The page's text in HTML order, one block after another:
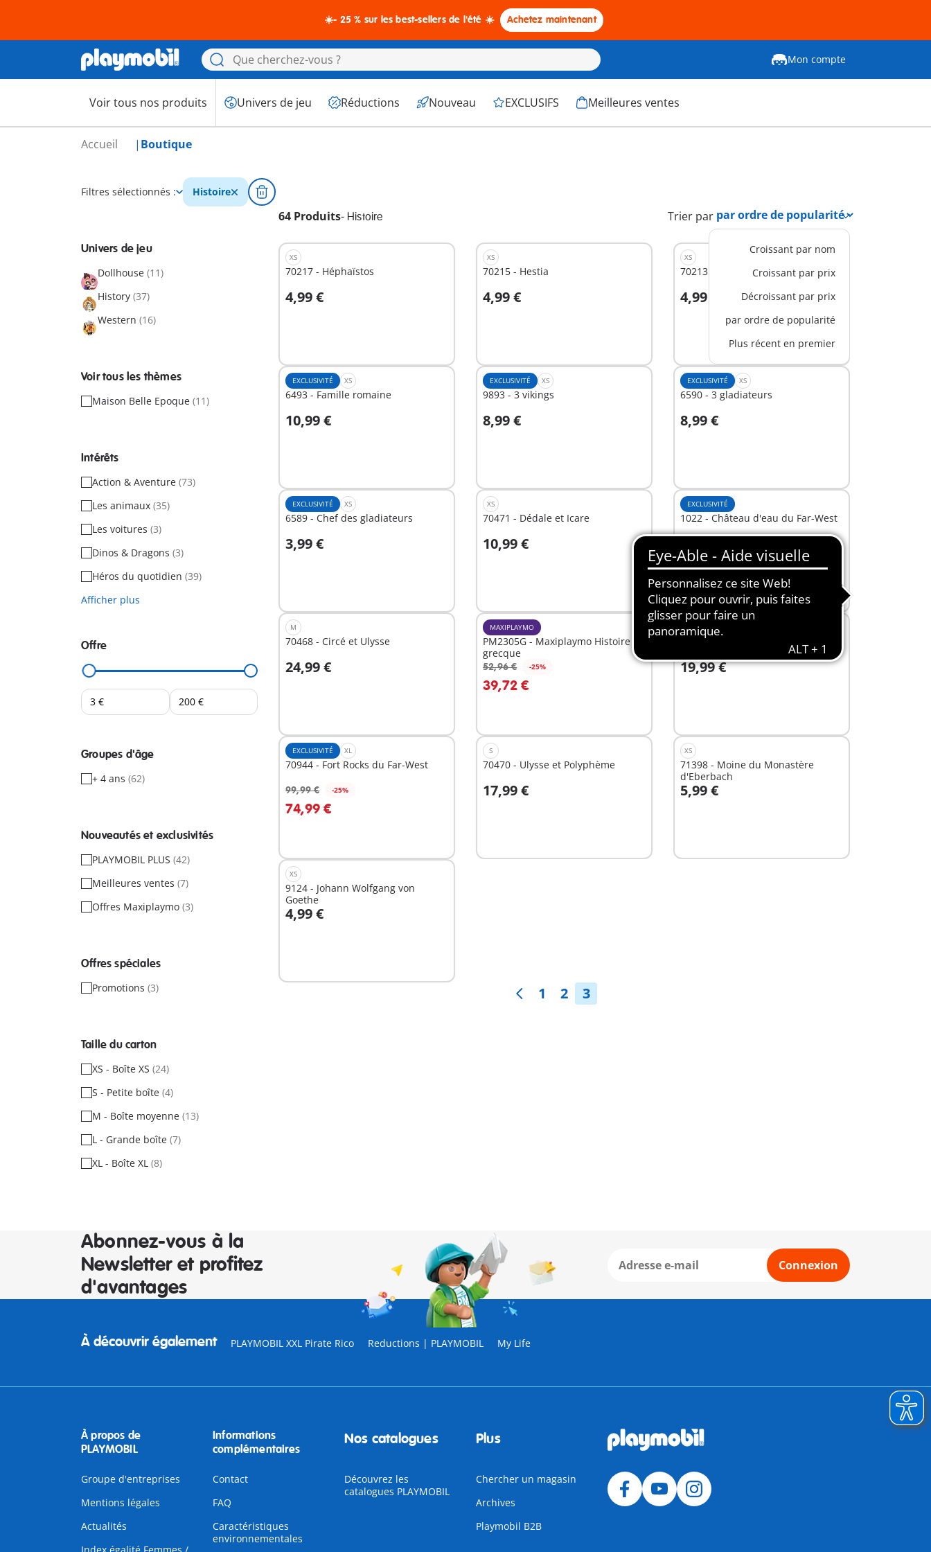
☀️- 25 % sur les best-sellers de l'été ☀️ Achetez maintenant
Mon compte
Voir tous nos produits Univers de jeu Réductions Nouveau EXCLUSIFS Meilleures ventes
Accueil Boutique
Filtres sélectionnés : Histoire
64 Produits- Histoire Trier par
Croissant par nom
Croissant par prix
Décroissant par prix
par ordre de popularité
Plus récent en premier
Univers de jeu
Dollhouse (11)
History (37)
Western (16)
Voir tous les thèmes
Maison Belle Epoque (11)
Intérêts
Action & Aventure (73)
Les animaux (35)
Les voitures (3)
Dinos & Dragons (3)
Héros du quotidien (39)
Afficher plus
Offre
Groupes d'âge
+ 4 ans (62)
Nouveautés et exclusivités
PLAYMOBIL PLUS (42)
Meilleures ventes (7)
Offres Maxiplaymo (3)
Offres spéciales
Promotions (3)
Taille du carton
XS - Boîte XS (24)
S - Petite boîte (4)
M - Boîte moyenne (13)
L - Grande boîte (7)
XL - Boîte XL (8)
XS
70217 - Héphaïstos
4,99 €
Au panier
XS
70215 - Hestia
4,99 €
Au panier
XS
70213 - Aphrodite
4,99 €
Au panier
EXCLUSIVITÉ XS
6493 - Famille romaine
10,99 €
Au panier
EXCLUSIVITÉ XS
9893 - 3 vikings
8,99 €
Au panier
EXCLUSIVITÉ XS
6590 - 3 gladiateurs
8,99 €
Au panier
EXCLUSIVITÉ XS
6589 - Chef des gladiateurs
3,99 €
Au panier
XS
70471 - Dédale et Icare
10,99 €
Au panier
EXCLUSIVITÉ
1022 - Château d'eau du Far-West
Au panier
M
70468 - Circé et Ulysse
24,99 €
MAXIPLAYMO
PM2305G - Maxiplaymo Histoire
grecque
52,96 € -25%
39,72 €
EXCLUSIVITÉ
9842 - Aménagement médiéval
19,99 €
EXCLUSIVITÉ XL
70944 - Fort Rocks du Far-West
99,99 € -25%
74,99 €
S
70470 - Ulysse et Polyphème
17,99 €
XS
71398 - Moine du Monastère
d'Eberbach
5,99 €
Au panier
XS
9124 - Johann Wolfgang von
Goethe
4,99 €
Au panier
1 2 3
Abonnez-vous à la
Newsletter et profitez
d'avantages
Connexion
À découvrir également PLAYMOBIL XXL Pirate Rico Reductions | PLAYMOBIL My Life
À propos de
PLAYMOBIL
Groupe d'entreprises
Mentions légales
Actualités
Informations
complémentaires
Contact
FAQ
Caractéristiques
environnementales
Nos catalogues
Découvrez les
catalogues PLAYMOBIL
Plus
Chercher un magasin
Archives
Playmobil B2B